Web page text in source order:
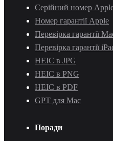
Серійний номер
Номер гарантії Apple
Перевірка гарантії
Перевірка гарантії
HEIC в JPG
HEIC в PNG
HEIC в PDF
GPT для Mac
Поради